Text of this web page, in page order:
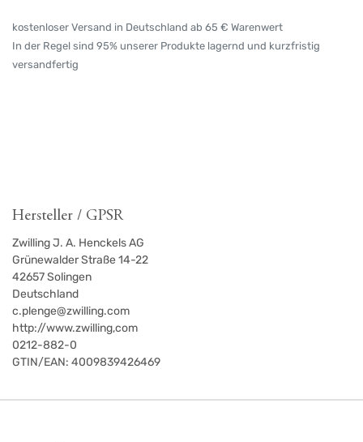
kostenloser Versand in Deutschland ab 65 € Warenwert
In der Regel sind 95% unserer Produkte lagernd und kurzfristig
versandfertig
Hersteller / GPSR
Zwilling J. A. Henckels AG
Grünewalder Straße 14-22
42657Solingen
Deutschland
c.plenge@zwilling.com
http://www.zwilling,com
0212-882-0
GTIN/EAN: 4009839426469